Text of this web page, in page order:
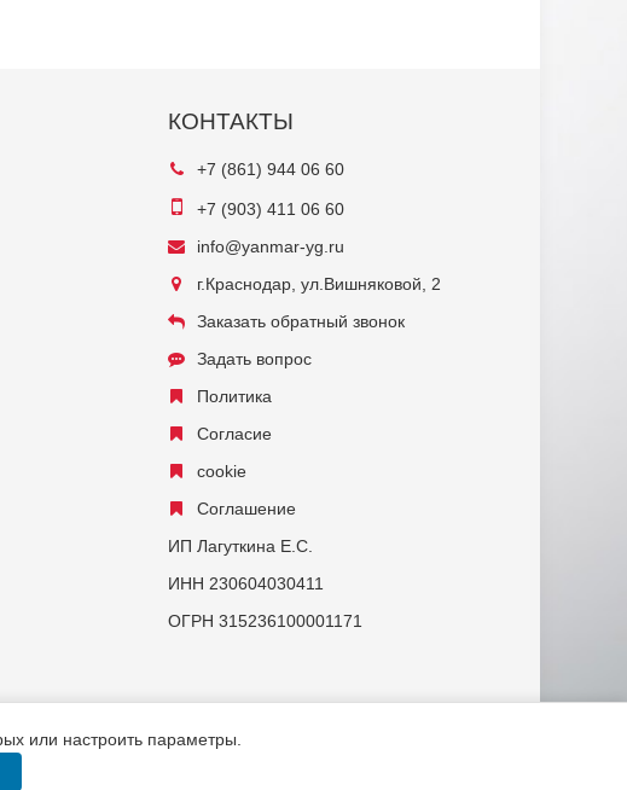
КОНТАКТЫ
+7 (861) 944 06 60
+7 (903) 411 06 60
info@yanmar-yg.ru
г.Краснодар, ул.Вишняковой, 2
Заказать обратный звонок
Задать вопрос
Политика
Согласие
cookie
Соглашение
ИП Лагуткина Е.С.
ИНН 230604030411
ОГРН 315236100001171
или настроить параметры.